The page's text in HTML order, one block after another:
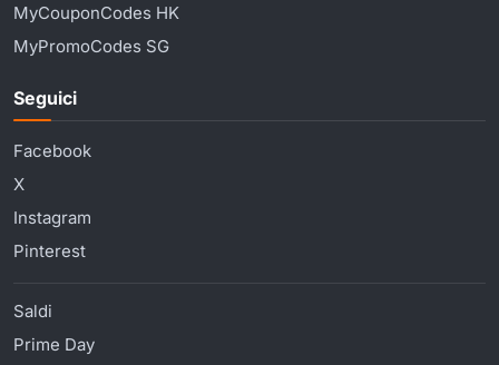
MyCouponCodes HK
MyPromoCodes SG
Seguici
Facebook
X
Instagram
Pinterest
Saldi
Prime Day